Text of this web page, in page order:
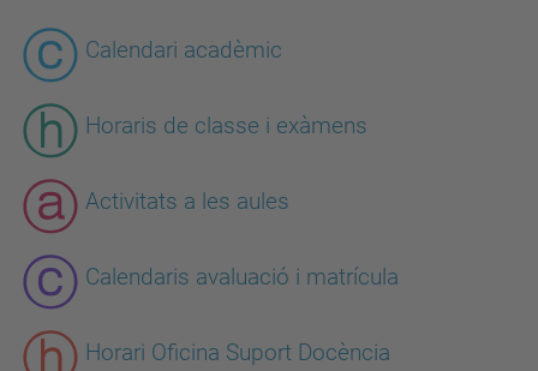
Calendari acadèmic
Horaris de classe i exàmens
Activitats a les aules
Calendaris avaluació i matrícula
Horari Oficina Suport Docència